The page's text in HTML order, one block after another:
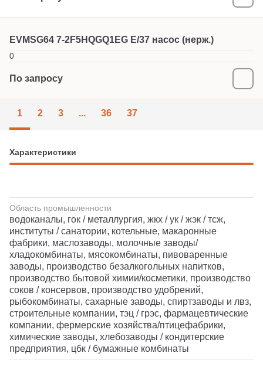
EVMSG64 7-2F5HQGQ1EG E/37 насос (нерж.)
0
По запросу
1 2 3 ... 36 37
Характеристики
Область промышленности
водоканалы, гок / металлургия, жкх / ук / жэк / тсж,
институты / санатории, котельные, макаронные
фабрики, маслозаводы, молочные заводы/
хладокомбинаты, мясокомбинаты, пивоваренные
заводы, производство безалкогольных напитков,
производство бытовой химии/косметики, производство
соков / консервов, производство удобрений,
рыбокомбинаты, сахарные заводы, спиртзаводы и лвз,
строительные компании, тэц / грэс, фармацевтические
компании, фермерские хозяйства/птицефабрики,
химические заводы, хлебозаводы / кондитерские
предприятия, цбк / бумажные комбинаты